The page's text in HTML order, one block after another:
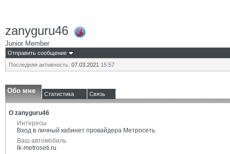
zanyguru46
Junior Member
Отправить сообщение
Последняя активность: 07.03.2021 15:57
Обо мне Статистика Связь
О zanyguru46
Интересы
Вход в личный кабинет провайдера Метросеть
Ваш автомобиль
lk-metroseti.ru